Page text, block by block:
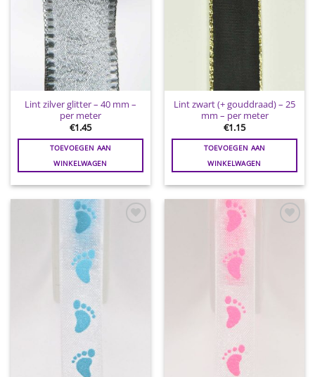
Lint zilver glitter – 40 mm –
per meter
€1.45
TOEVOEGEN AAN
WINKELWAGEN
Lint zwart (+ gouddraad) – 25
mm – per meter
€1.15
TOEVOEGEN AAN
WINKELWAGEN